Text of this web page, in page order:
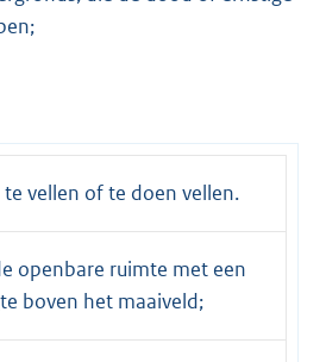
vellen of te doen vellen.
openbare ruimte met een
boven het maaiveld;